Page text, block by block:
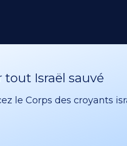
tout Israël sauvé
le Corps des croyants